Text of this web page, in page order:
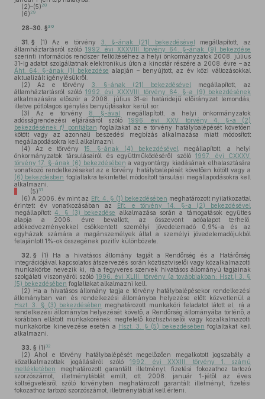
(2)–(5) 28
(6) 29
28–30. §30
31. § (1) Az e törvény 3. §-ának (21) bekezdésével megállapított, az
államháztartásról szóló 1992. évi XXXVIII. törvény 64. §-ának (9) bekezdése
szerinti információs rendszer feltöltéséhez a helyi önkormányzatok 2008. július
31-ig adatot szolgáltatnak elektronikus úton a kincstár részére a 2008. évre – az
Áht. 64. §-ának (1) bekezdése alapján – benyújtott, az év közi változásokkal
aktualizált igénylésükről.
(2) Az e törvény 3. §-ának (21) bekezdésével
megállapított, az
államháztartásról szóló 1992. évi XXXVIII. törvény 64. §-a (9) bekezdésének
alkalmazására először a 2008. július 31-ei határidejű előirányzat lemondás,
illetve pótlólagos igénylés benyújtásakor kerül sor.
(3) Az e törvény 8. §-ával
megállapított, a helyi önkormányzatok
adósságrendezési eljárásáról szóló1996. évi XXV. törvény 4. §-a (2)
bekezdésénekf) pontjában foglaltakat az e törvény hatálybalépését követően
kötött vagy az azonnali beszedési megbízás alkalmazása miatt módosított
megállapodásokra kell alkalmazni.
(4) Az e törvény15. §-ának (4) bekezdésével megállapított, a helyi
önkormányzatok társulásairól és együttműködéséről szóló1997. évi CXXXV.
törvény 17. §-ának (6) bekezdésében a vagyontárgy kiadásának elhalasztására
vonatkozó rendelkezéseket az e törvény hatálybalépését követően kötött vagy a
(6) bekezdésben foglaltakra tekintettel módosított társulási megállapodásokra kell
alkalmazni.
(5) 31
(6) A 2006. év mint az Eft. 4. § (1) bekezdésében meghatározott nyilatkozattal
érintett év vonatkozásában az Eft. e törvény 14. §-a (2) bekezdésével
megállapított4. § (3) bekezdése
alkalmazása során a támogatások együttes
alapja a 2006. évre bevallott, az összevont adóalapot terhelő,
adókedvezményekkel csökkentett személyi jövedelemadó 0,9%-a és az
egyházak számára a magánszemélyek által a személyi jövedelemadójukból
felajánlott 1%-ok összegének pozitív különbözete.
32. § (1) Ha a hivatásos állomány tagját a Rendőrség és a Határőrség
integrációjával kapcsolatos átszervezés során köztisztviselői vagy közalkalmazotti
munkakörbe nevezik ki, rá a fegyveres szervek hivatásos állományú tagjainak
szolgálati viszonyáról szóló1996. évi XLIII. törvény (a továbbiakban: Hszt.) 3. §
(5) bekezdésében foglaltakat alkalmazni kell.
(2) Ha a hivatásos állomány tagja e törvény hatálybalépésekor rendelkezési
állományban van és rendelkezési állományba helyezése előtt közvetlenül a
Hszt. 3. § (3) bekezdésében meghatározott munkaköri feladatot látott el, rá a
rendelkezési állományba helyezését követő, a Rendőrség állományába történő, a
korábban ellátott munkakörének megfelelő köztisztviselői vagy közalkalmazotti
munkakörbe kinevezése esetén a Hszt. 3. § (5) bekezdésében foglaltakat kell
alkalmazni.
33. § (1) 32
(2) Ahol e törvény hatálybalépését megelőzően megalkotott jogszabály a
közalkalmazottak jogállásáról szóló1992. évi XXXIII. törvény 1. számú
mellékletében meghatározott garantált illetményt, fizetési fokozathoz tartozó
szorzószámot, illetménytáblát említ, ott 2008. január 1-jétől az éves
költségvetésről szóló törvényben meghatározott garantált illetményt, fizetési
fokozathoz tartozó szorzószámot, illetménytáblát kell érteni.